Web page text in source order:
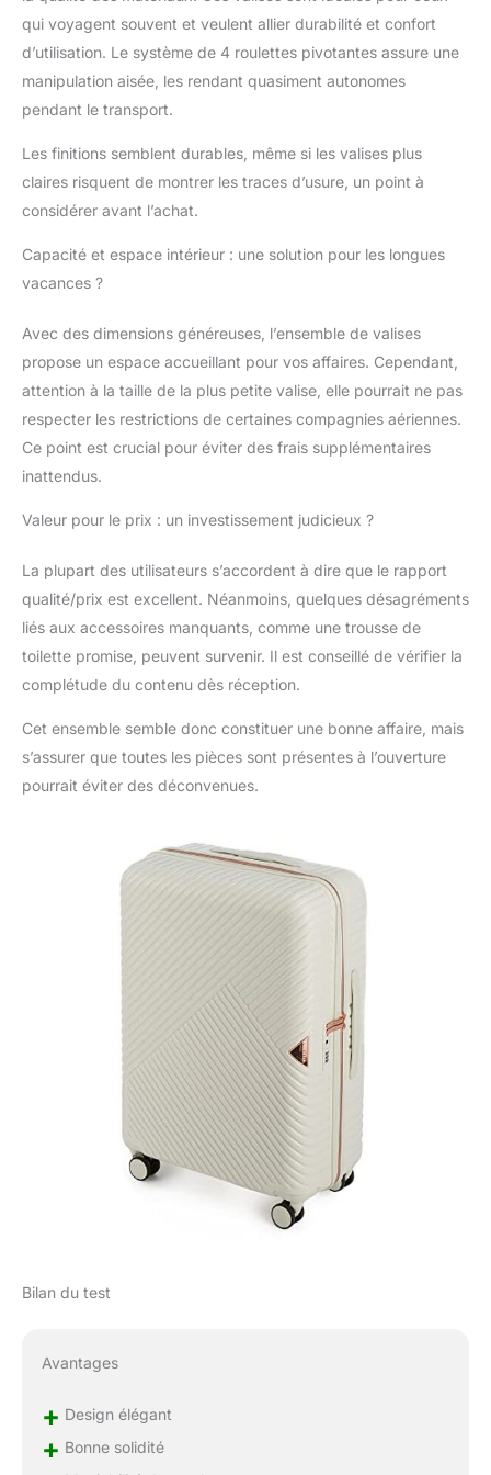
sécurité - elle permet
aux autorités d'ouvrir
et de fermer la valise
ROULEMENT: Équipé
doubles de haute
manœuvrabilité aisée.
assure un transport
confortable sur
différentes surfaces.
DIMENSIONS: Petit: (H
x L x P): 55x40x22 cm,
poids: 2,5 kg, volume:
3,4 kg, volume: 65 L ;
poids: 4,3 kg, volume:
cosmétique: 25x35x19
cm, poids: 1,1 kg,
volume: 13 L. Les
dimensions
comprennent
également les éléments
poignées et les roues.
Les dimensions sont
5%.
qui voyagent souvent et veulent allier durabilité et confort
d’utilisation. Le système de 4 roulettes pivotantes assure une
manipulation aisée, les rendant quasiment autonomes
pendant le transport.
Les finitions semblent durables, même si les valises plus
claires risquent de montrer les traces d’usure, un point à
considérer avant l’achat.
Capacité et espace intérieur : une solution pour les longues
vacances ?
Avec des dimensions généreuses, l’ensemble de valises
propose un espace accueillant pour vos affaires. Cependant,
attention à la taille de la plus petite valise, elle pourrait ne pas
respecter les restrictions de certaines compagnies aériennes.
Ce point est crucial pour éviter des frais supplémentaires
inattendus.
Valeur pour le prix : un investissement judicieux ?
La plupart des utilisateurs s’accordent à dire que le rapport
qualité/prix est excellent. Néanmoins, quelques désagréments
liés aux accessoires manquants, comme une trousse de
toilette promise, peuvent survenir. Il est conseillé de vérifier la
complétude du contenu dès réception.
Cet ensemble semble donc constituer une bonne affaire, mais
s’assurer que toutes les pièces sont présentes à l’ouverture
pourrait éviter des déconvenues.
Bilan du test
Avantages
+ Design élégant
+ Bonne solidité